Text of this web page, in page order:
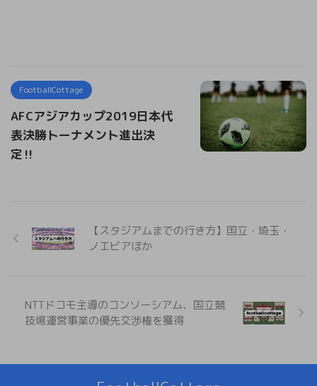
FootballCottage
AFCアジアカップ2019日本代
表決勝トーナメント進出決
定‼︎
【スタジアムまでの行き方】国立・埼玉・
ノエビアほか
NTTドコモ主導のコンソーシアム、国立競
技場運営事業の優先交渉権を獲得